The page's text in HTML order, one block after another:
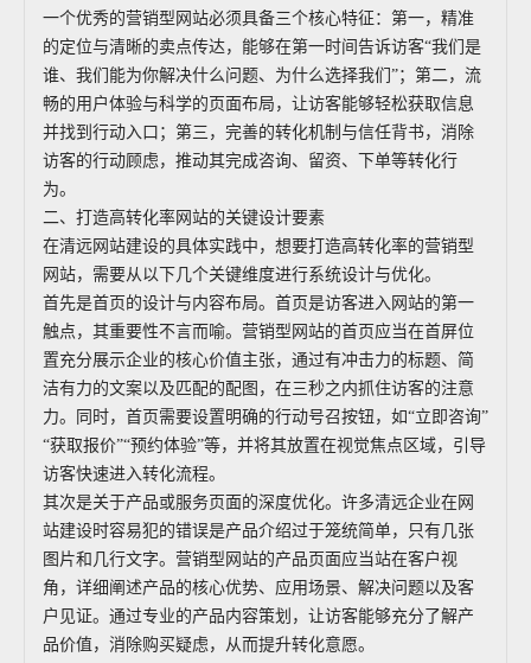
一个优秀的营销型网站必须具备三个核心特征：第一，精准
的定位与清晰的卖点传达，能够在第一时间告诉访客“我们是
谁、我们能为你解决什么问题、为什么选择我们”；第二，流
畅的用户体验与科学的页面布局，让访客能够轻松获取信息
并找到行动入口；第三，完善的转化机制与信任背书，消除
访客的行动顾虑，推动其完成咨询、留资、下单等转化行
为。
二、打造高转化率网站的关键设计要素
在清远网站建设的具体实践中，想要打造高转化率的营销型
网站，需要从以下几个关键维度进行系统设计与优化。
首先是首页的设计与内容布局。首页是访客进入网站的第一
触点，其重要性不言而喻。营销型网站的首页应当在首屏位
置充分展示企业的核心价值主张，通过有冲击力的标题、简
洁有力的文案以及匹配的配图，在三秒之内抓住访客的注意
力。同时，首页需要设置明确的行动号召按钮，如“立即咨询”
“获取报价”“预约体验”等，并将其放置在视觉焦点区域，引导
访客快速进入转化流程。
其次是关于产品或服务页面的深度优化。许多清远企业在网
站建设时容易犯的错误是产品介绍过于笼统简单，只有几张
图片和几行文字。营销型网站的产品页面应当站在客户视
角，详细阐述产品的核心优势、应用场景、解决问题以及客
户见证。通过专业的产品内容策划，让访客能够充分了解产
品价值，消除购买疑虑，从而提升转化意愿。